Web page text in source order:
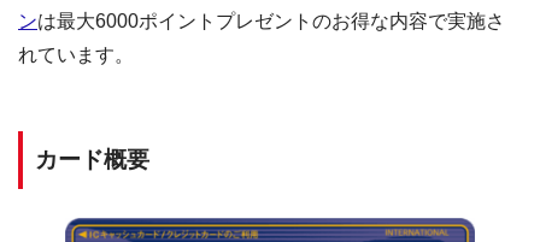
ンは最大6000ポイントプレゼントのお得な内容で実施さ
れています。
カード概要